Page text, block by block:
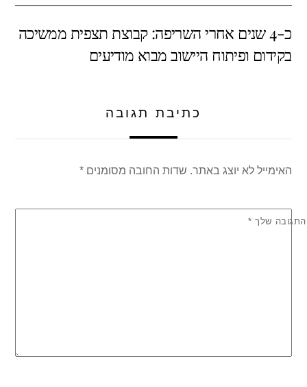
e
b
o
er
s
A
p
e
כ-4 שנים אחרי השריפה: קבוצת תצפית ממשיכה
בקידום ופיתוח היישוב מבוא מודיעים
כתיבת תגובה
האימייל לא יוצג באתר. שדות החובה מסומנים*
התגובה שלך *